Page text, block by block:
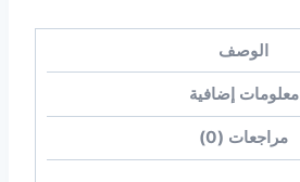
الوصف
معلومات إضافية
مراجعات (0)